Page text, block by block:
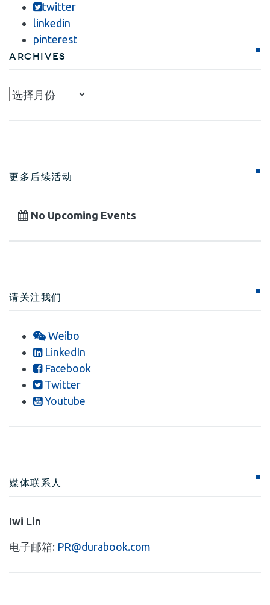
twitter
linkedin
pinterest
Archives
Archives
更多后续活动
No Upcoming Events
请关注我们
Weibo
LinkedIn
Facebook
Twitter
Youtube
媒体联系人
Iwi Lin
电子邮箱: PR@durabook.com